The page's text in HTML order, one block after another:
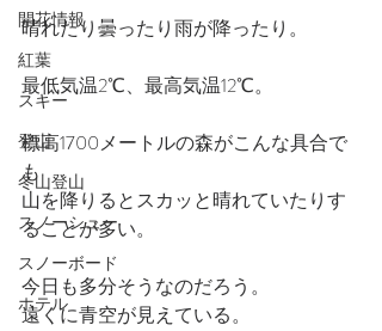
開花情報
紅葉
スキー
登山
冬山登山
スノーシュー
スノーボード
ホテル
晴れたり曇ったり雨が降ったり。
最低気温2℃、最高気温12℃。
標高1700メートルの森がこんな具合で
も
山を降りるとスカッと晴れていたりす
ることが多い。
今日も多分そうなのだろう。
遠くに青空が見えている。